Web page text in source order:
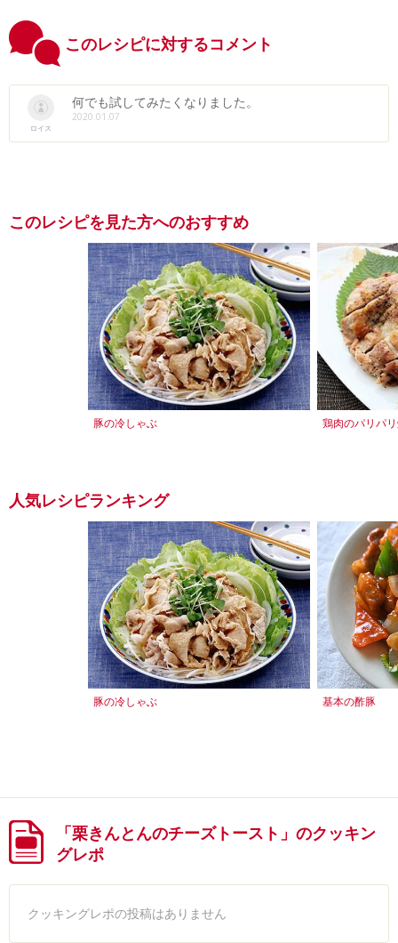
このレシピに対するコメント
ロイス
何でも試してみたくなりました。
2020.01.07
このレシピを見た方へのおすすめ
豚の冷しゃぶ 鶏肉のパリパ
人気レシピランキング
豚の冷しゃぶ 基本の酢豚
「栗きんとんのチーズトースト」のクッキン
グレポ
クッキングレポの投稿はありません